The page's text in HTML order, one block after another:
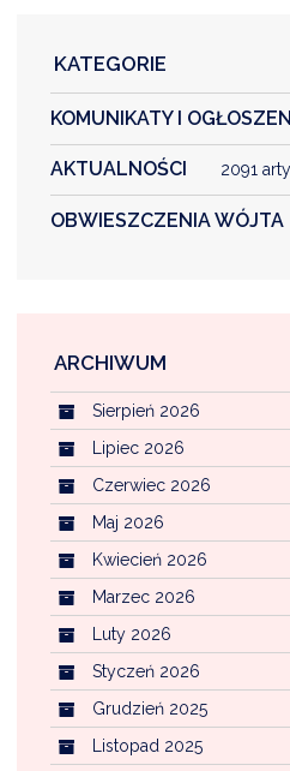
KATEGORIE
KOMUNIKATY I
AKTUALNOŚCI 2091
OBWIESZCZENIA WÓJTA
ARCHIWUM
Sierpień 2026
Lipiec 2026
Czerwiec 2026
Maj 2026
Kwiecień 2026
Marzec 2026
Luty 2026
Styczeń 2026
Grudzień 2025
Listopad 2025